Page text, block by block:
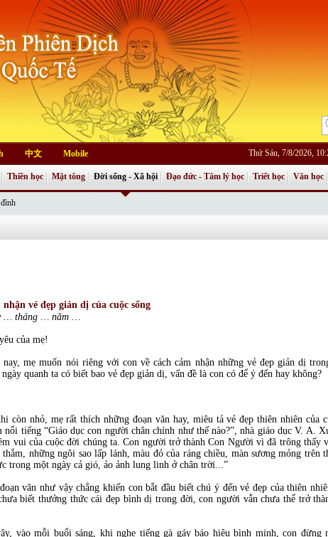
中文 Mobile Thứ Sáu, 7/8/2026,
Thiền học Mật tông Đời sống - Xã hội Đạo đức - Tâm lý học Triết học Văn học
nhận vẻ đẹp giản dị của cuộc sống
… tháng … năm …
của mẹ!
nay, mẹ muốn nói riêng với con về cách cảm nhận những vẻ đẹp giản dị
ngày quanh ta có biết bao vẻ đẹp giản dị, vấn đề là con có để ý đến hay không?
còn nhỏ, mẹ rất thích những đoạn văn hay, miêu tả vẻ đẹp thiên nhiên của
nổi tiếng “Giáo dục con người chân chính như thế nào?”, nhà giáo dục V. A.
vui của cuộc đời chúng ta. Con người trở thành Con Người vì đã trông thấy
thẳm, những ngôi sao lấp lánh, màu đỏ của ráng chiều, màn sương mỏng trên
trong một ngày cả gió, ảo ảnh lung linh ở chân trời...”
văn như vậy chẳng khiến con bắt đầu biết chú ý đến vẻ đẹp của thiên
biết thưởng thức cái đẹp bình dị trong đời, con người vẫn chưa thể trở
vào mỗi buổi sáng, khi nghe tiếng gà gáy báo hiệu bình minh, con đừng